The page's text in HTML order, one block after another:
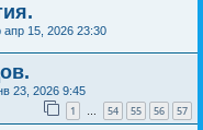
апр 15, 2026 23:30
23, 2026 9:45
1 … 54 55 56 57